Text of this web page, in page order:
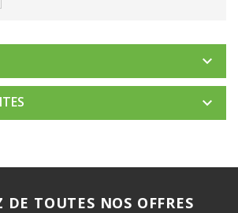


DE TOUTES NOS OFFRES